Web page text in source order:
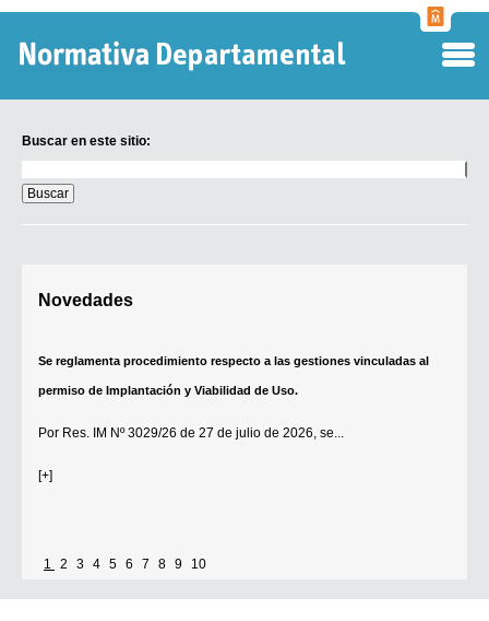
Buscar en este sitio:
en
este
sitio:
Novedades
Se reglamenta procedimiento respecto a las gestiones vinculadas al
permiso de Implantación y Viabilidad de Uso.
Por Res. IM Nº 3029/26 de 27 de julio de 2026, se...
[+]
1 2 3 4 5 6 7 8 9 10